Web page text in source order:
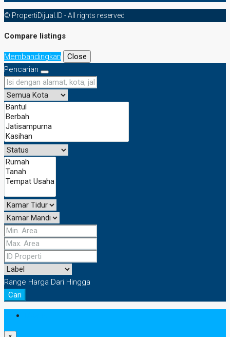
© PropertiDijual.ID - All rights reserved
Compare listings
Membandingkan
Close
Pencarian
Range Harga Dari Hingga
Cari